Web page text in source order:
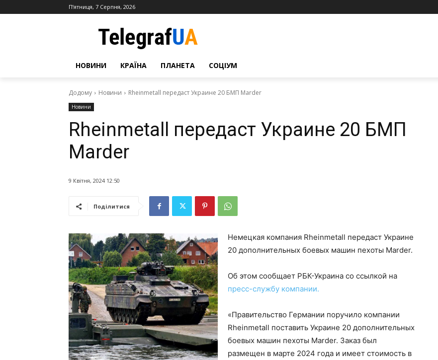
П’ятниця, 7 Серпня, 2026
НОВИНИ КРАЇНА ПЛАНЕТА СОЦІУМ
Додому Новини Rheinmetall передаст Украине 20 БМП Marder
Новини
Rheinmetall передаст Украине 20 БМП
Marder
9 Квітня, 2024 12:50
Поділитися
Немецкая компания Rheinmetall передаст Украине
20 дополнительных боевых машин пехоты Marder.
Об этом сообщает РБК-Украина со ссылкой на
пресс-службу компании.
«Правительство Германии поручило компании
Rheinmetall поставить Украине 20 дополнительных
боевых машин пехоты Marder. Заказ был
размещен в марте 2024 года и имеет стоимость в